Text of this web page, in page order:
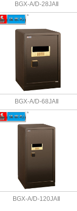
BGX-A/D-28JAⅡ
BGX-A/D-68JAⅡ
BGX-A/D-120JAⅡ